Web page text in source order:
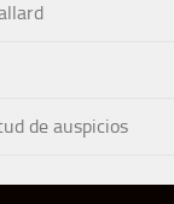
de auspicios